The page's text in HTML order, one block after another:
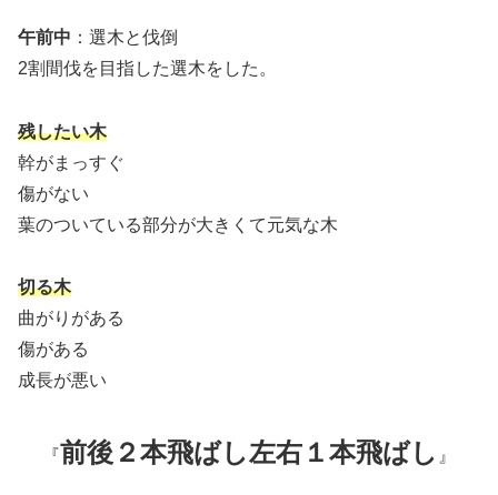
午前中 ：選木と伐倒
2割間伐を目指した選木をした。
残したい木
幹がまっすぐ
傷がない
葉のついている部分が大きくて元気な木
切る木
曲がりがある
傷がある
成長が悪い
『前後２本飛ばし左右１本飛ばし 』